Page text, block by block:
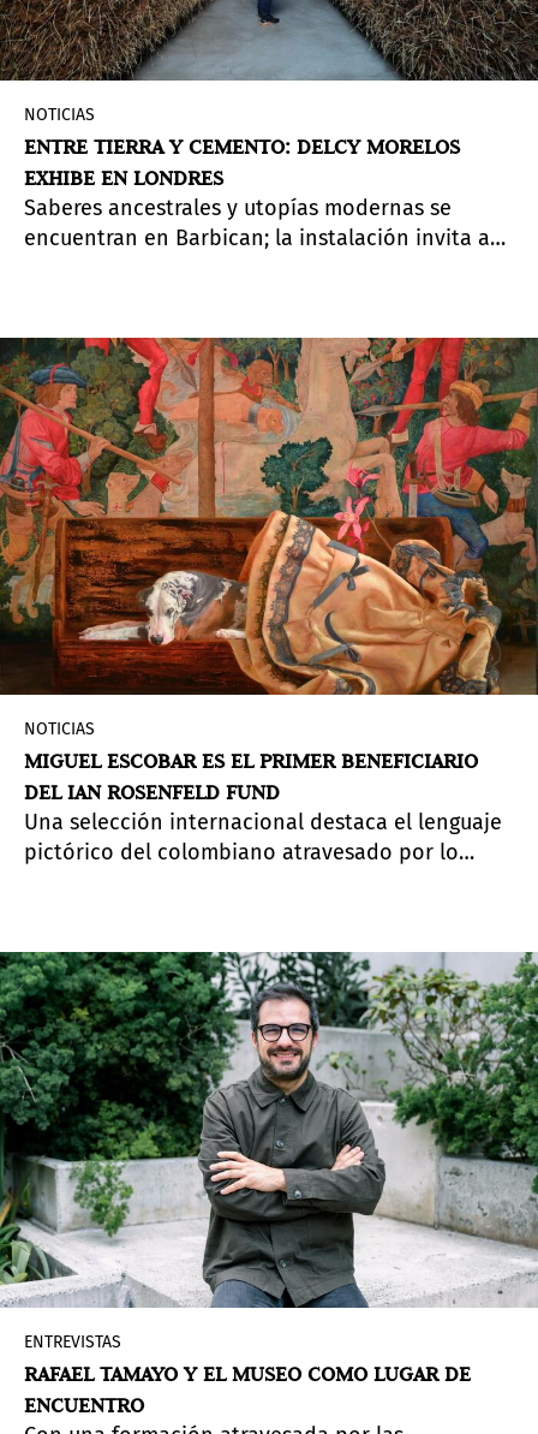
NOTICIAS
ENTRE TIERRA Y CEMENTO: DELCY MORELOS
EXHIBE EN LONDRES
Saberes ancestrales y utopías modernas se
encuentran en Barbican; la instalación invita a
NOTICIAS
MIGUEL ESCOBAR ES EL PRIMER BENEFICIARIO
DEL IAN ROSENFELD FUND
Una selección internacional destaca el lenguaje
pictórico del colombiano atravesado por lo
ENTREVISTAS
RAFAEL TAMAYO Y EL MUSEO COMO LUGAR DE
ENCUENTRO